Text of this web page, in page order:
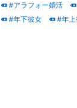
#アラフォー婚活
#年下彼女
#年上